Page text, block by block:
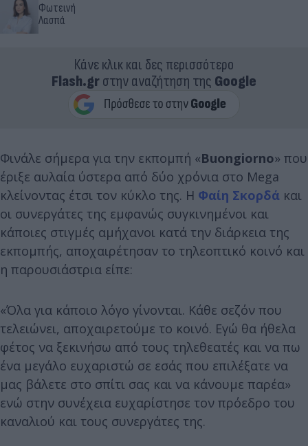
Φωτεινή
Λασπά
Κάνε κλικ και δες περισσότερο
Flash.grστην αναζήτηση της Google
Φινάλε σήμερα για την εκπομπή «Buongiorno» που
έριξε αυλαία ύστερα από δύο χρόνια στο Mega
κλείνοντας έτσι τον κύκλο της. Η Φαίη Σκορδά και
οι συνεργάτες της εμφανώς συγκινημένοι και
κάποιες στιγμές αμήχανοι κατά την διάρκεια της
εκπομπής, αποχαιρέτησαν το τηλεοπτικό κοινό και
η παρουσιάστρια είπε:
«Όλα για κάποιο λόγο γίνονται. Κάθε σεζόν που
τελειώνει, αποχαιρετούμε το κοινό. Εγώ θα ήθελα
φέτος να ξεκινήσω από τους τηλεθεατές και να πω
ένα μεγάλο ευχαριστώ σε εσάς που επιλέξατε να
μας βάλετε στο σπίτι σας και να κάνουμε παρέα»
ενώ στην συνέχεια ευχαρίστησε τον πρόεδρο του
καναλιού και τους συνεργάτες της.